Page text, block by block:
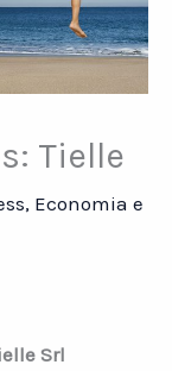
Tielle
, Economia e
Srl